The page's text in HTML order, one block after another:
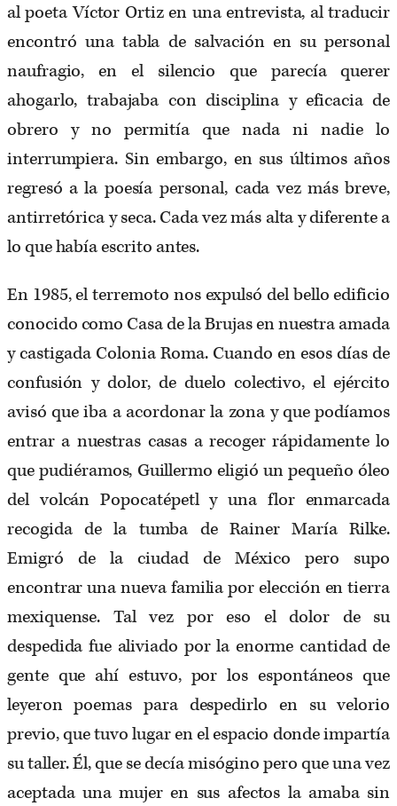
al poeta Víctor Ortiz en una entrevista, al traducir
encontró una tabla de salvación en su personal
naufragio, en el silencio que parecía querer
ahogarlo, trabajaba con disciplina y eficacia de
obrero y no permitía que nada ni nadie lo
interrumpiera. Sin embargo, en sus últimos años
regresó a la poesía personal, cada vez más breve,
antirretórica y seca. Cada vez más alta y diferente a
lo que había escrito antes.
En 1985, el terremoto nos expulsó del bello edificio
conocido como Casa de la Brujas en nuestra amada
y castigada Colonia Roma. Cuando en esos días de
confusión y dolor, de duelo colectivo, el ejército
avisó que iba a acordonar la zona y que podíamos
entrar a nuestras casas a recoger rápidamente lo
que pudiéramos, Guillermo eligió un pequeño óleo
del volcán Popocatépetl y una flor enmarcada
recogida de la tumba de Rainer María Rilke.
Emigró de la ciudad de México pero supo
encontrar una nueva familia por elección en tierra
mexiquense. Tal vez por eso el dolor de su
despedida fue aliviado por la enorme cantidad de
gente que ahí estuvo, por los espontáneos que
leyeron poemas para despedirlo en su velorio
previo, que tuvo lugar en el espacio donde impartía
su taller. Él, que se decía misógino pero que una vez
aceptada una mujer en sus afectos la amaba sin